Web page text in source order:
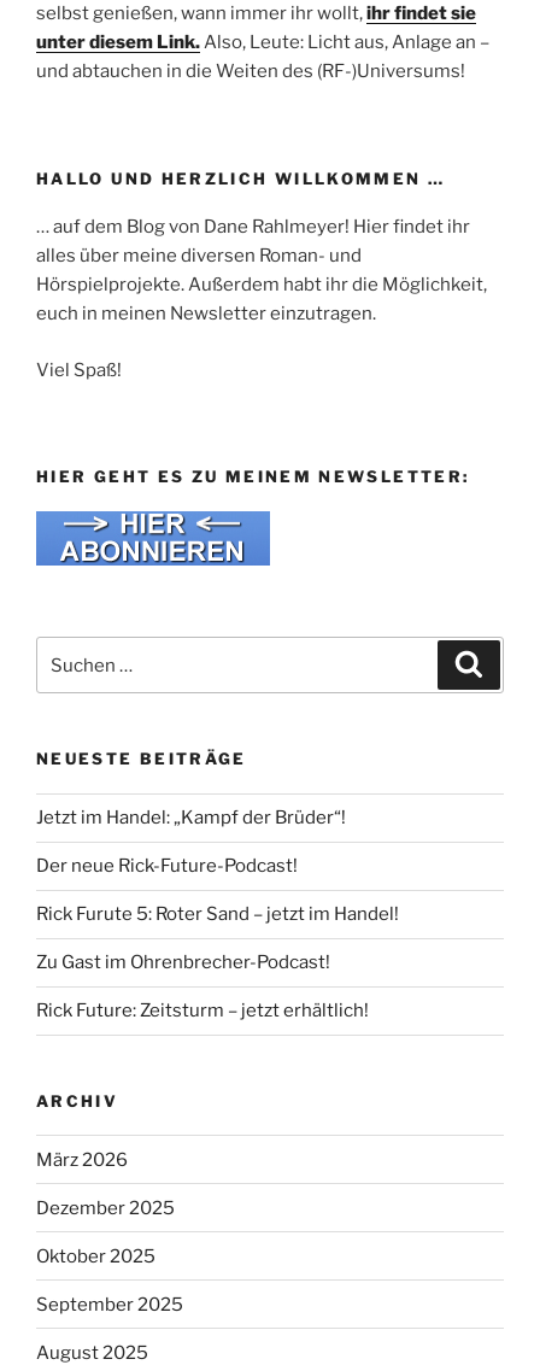
selbst genießen, wann immer ihr wollt,ihr findet sie
unter diesem Link.Also, Leute: Licht aus, Anlage an –
und abtauchen in die Weiten des (RF-)Universums!
HALLO UND HERZLICH WILLKOMMEN …
… auf dem Blog von Dane Rahlmeyer! Hier findet ihr
alles über meine diversen Roman- und
Hörspielprojekte. Außerdem habt ihr die Möglichkeit,
euch in meinen Newsletter einzutragen.
Viel Spaß!
HIER GEHT ES ZU MEINEM NEWSLETTER:
nach:
NEUESTE BEITRÄGE
Jetzt im Handel: „Kampf der Brüder“!
Der neue Rick-Future-Podcast!
Rick Furute 5: Roter Sand – jetzt im Handel!
Zu Gast im Ohrenbrecher-Podcast!
Rick Future: Zeitsturm – jetzt erhältlich!
ARCHIV
März 2026
Dezember 2025
Oktober 2025
September 2025
August 2025